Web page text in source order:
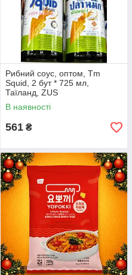
Рибний соус, оптом, Tm
Squid, 2 бут * 725 мл,
Таїланд, ZUS
В наявності
561 ₴